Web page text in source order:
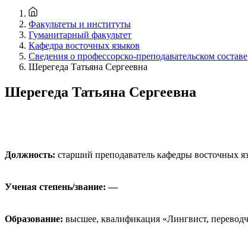
Факультеты и институты
Гуманитарный факультет
Кафедра восточных языков
Сведения о профессорско-преподавательском составе
Шерегеда Татьяна Сергеевна
Шерегеда Татьяна Сергеевна
Должность: старший преподаватель кафедры восточных
Ученая степень/звание: —
Образование: высшее, квалификация «Лингвист,